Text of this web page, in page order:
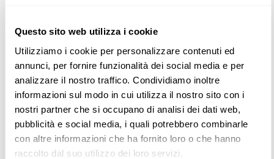
Questo sito web utilizza i cookie
Utilizziamo i cookie per personalizzare contenuti ed
annunci, per fornire funzionalità dei social media e per
analizzare il nostro traffico. Condividiamo inoltre
informazioni sul modo in cui utilizza il nostro sito con i
nostri partner che si occupano di analisi dei dati web,
pubblicità e social media, i quali potrebbero combinarle
con altre informazioni che ha fornito loro o che hanno
raccolto dal suo utilizzo dei loro servizi.
contribuye a transmitir una sensación de ligereza al
mobiliario. En la versión Vitrum Velato Táctilel cristal se
elabora con una técnica especial que produce en la
superficie una elegante alternancia de contrastes entre
zonas traslúcidas “con efecto piel de melocotón” y otras
brillantes. Gracias al tratamiento al ácido en algunas
zonas, la superficie del vidrio vibra al toque de la mano y
ofrece una experiencia